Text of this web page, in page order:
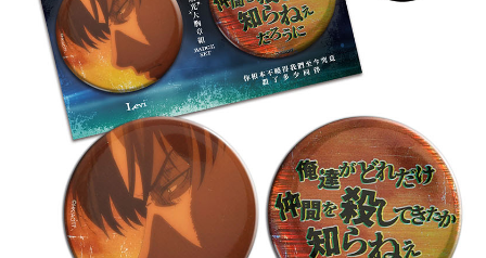
每筆NT$65，滿NT$1,300(含以上)免運費
(不開放使用，請勿選取）
每筆NT$9,999
7-11取貨付款
每筆NT$65，滿NT$1,300(含以上)免運費
付款後7-11取貨
每筆NT$65，滿NT$1,300(含以上)免運費